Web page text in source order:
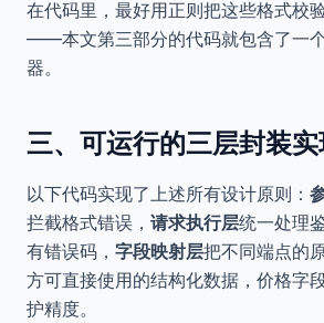
在代码里，最好用正则把这些格式校
——本文第三部分的代码就包含了一
器。
三、可运行的三层封装
以下代码实现了上述所有设计原则：
拦截格式错误， 请求执行层统一处理
有错误码， 字段映射层把不同端点的
方可直接使用的结构化数据，价格字
护精度。